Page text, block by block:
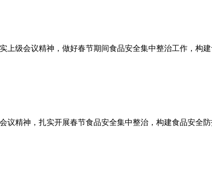
级会议精神，做好春节期间食品安全集中整治工作，构
精神，扎实开展春节食品安全集中整治，构建食品安全